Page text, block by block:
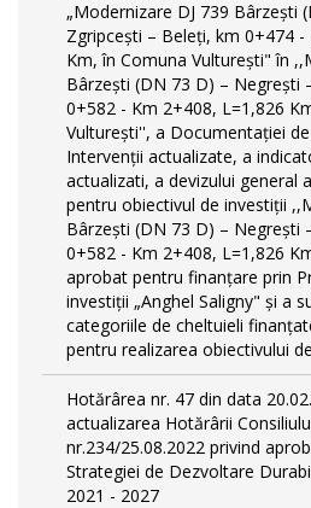
„Modernizare DJ 739 Bârzeşti
Zgripcești – Beleți, km 0+474 -
Km, în Comuna Vulturești" în
Bârzeşti (DN 73 D) – Negrești
0+582 - Km 2+408, L=1,826
Vulturești'', a Documentației
Intervenții actualizate, a
actualizati, a devizului general
pentru obiectivul de investiţii
Bârzeşti (DN 73 D) – Negrești
0+582 - Km 2+408, L=1,826
aprobat pentru finanțare prin
investiții „Anghel Saligny" și a
categoriile de cheltuieli
pentru realizarea obiectivului
Hotărârea nr. 47 din data
actualizarea Hotărârii
nr.234/25.08.2022 privind
Strategiei de Dezvoltare
2021 - 2027